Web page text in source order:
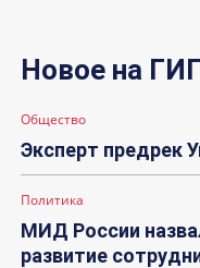
Новое на
Общество
Эксперт предрек
Политика
МИД России
развитие